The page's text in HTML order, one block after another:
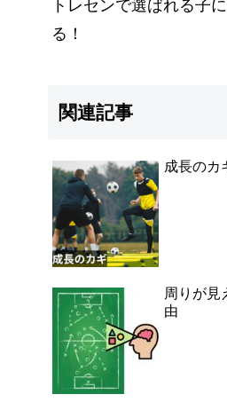
トレセンで選ばれる子
る！
関連記事
成長のカ
周りが見
由